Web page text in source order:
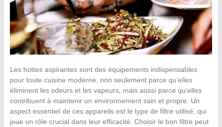
Les hottes aspirantes sont des équipements indispensables
pour toute cuisine moderne, non seulement parce qu’elles
éliminent les odeurs et les vapeurs, mais aussi parce qu’elles
contribuent à maintenir un environnement sain et propre. Un
aspect essentiel de ces appareils est le type de filtre utilisé, qui
joue un rôle crucial dans leur efficacité. Choisir le bon filtre peut